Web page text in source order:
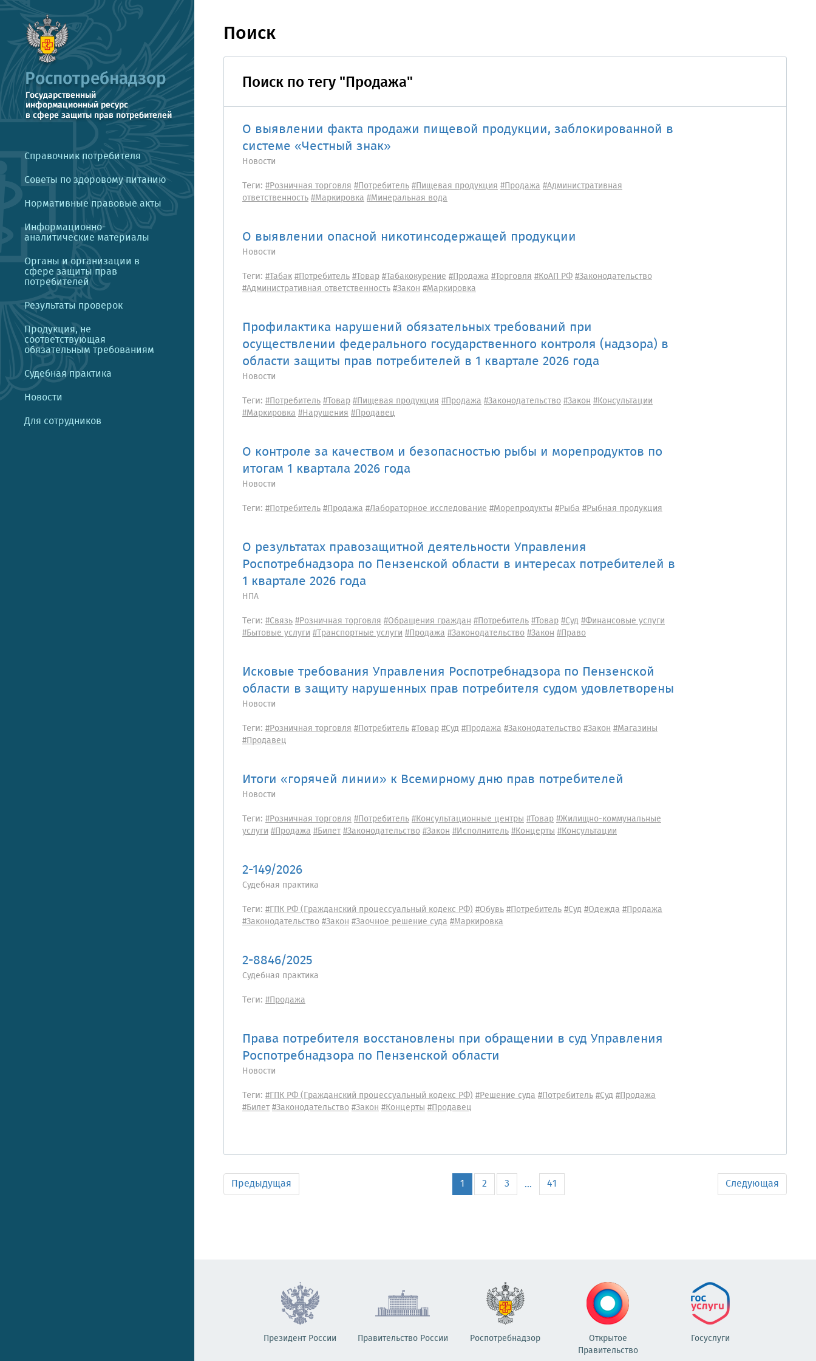
Справочник потребителя
Советы по здоровому питанию
Нормативные правовые акты
Информационно-
аналитические материалы
Органы и организации в
сфере защиты прав
потребителей
Результаты проверок
Продукция, не
соответствующая
обязательным требованиям
Судебная практика
Новости
Для сотрудников
Поиск
Поиск по тегу "Продажа"
О выявлении факта продажи пищевой продукции, заблокированной в
системе «Честный знак»
Новости
Теги: #Розничная торговля#Потребитель#Пищевая продукция#Продажа#Административная
ответственность#Маркировка#Минеральная вода
О выявлении опасной никотинсодержащей продукции
Новости
Теги: #Табак#Потребитель#Товар#Табакокурение#Продажа#Торговля#КоАП РФ#Законодательство
#Административная ответственность#Закон#Маркировка
Профилактика нарушений обязательных требований при
осуществлении федерального государственного контроля (надзора) в
области защиты прав потребителей в 1 квартале 2026 года
Новости
Теги: #Потребитель#Товар#Пищевая продукция#Продажа#Законодательство#Закон#Консультации
#Маркировка#Нарушения#Продавец
О контроле за качеством и безопасностью рыбы и морепродуктов по
итогам 1 квартала 2026 года
Новости
Теги: #Потребитель#Продажа#Лабораторное исследование#Морепродукты#Рыба#Рыбная продукция
О результатах правозащитной деятельности Управления
Роспотребнадзора по Пензенской области в интересах потребителей в
1 квартале 2026 года
НПА
Теги: #Связь#Розничная торговля#Обращения граждан#Потребитель#Товар#Суд#Финансовые услуги
#Бытовые услуги#Транспортные услуги#Продажа#Законодательство#Закон#Право
Исковые требования Управления Роспотребнадзора по Пензенской
области в защиту нарушенных прав потребителя судом удовлетворены
Новости
Теги: #Розничная торговля#Потребитель#Товар#Суд#Продажа#Законодательство#Закон#Магазины
#Продавец
Итоги «горячей линии» к Всемирному дню прав потребителей
Новости
Теги: #Розничная торговля#Потребитель#Консультационные центры#Товар#Жилищно-коммунальные
услуги#Продажа#Билет#Законодательство#Закон#Исполнитель#Концерты#Консультации
2-149/2026
Судебная практика
Теги: #ГПК РФ (Гражданский процессуальный кодекс РФ)#Обувь#Потребитель#Суд#Одежда#Продажа
#Законодательство#Закон#Заочное решение суда#Маркировка
2-8846/2025
Судебная практика
Теги: #Продажа
Права потребителя восстановлены при обращении в суд Управления
Роспотребнадзора по Пензенской области
Новости
Теги: #ГПК РФ (Гражданский процессуальный кодекс РФ)#Решение суда#Потребитель#Суд#Продажа
#Билет#Законодательство#Закон#Концерты#Продавец
Предыдущая 1 2 3 ... 41 Следующая
Президент России Правительство России Роспотребнадзор
Открытое
Правительство
Госуслуги